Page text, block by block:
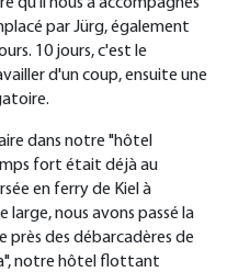
par Jürg, également
10 jours, c'est le
d'un coup, ensuite une
dans notre "hôtel
fort était déjà au
en ferry de Kiel à
nous avons passé la
près des débarcadères de
notre hôtel flottant